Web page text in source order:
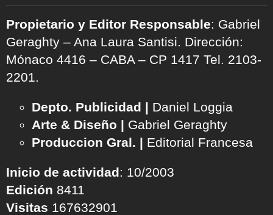
Propietario y Editor Responsable: Gabriel
Geraghty – Ana Laura Santisi. Dirección:
Mónaco 4416 – CABA – CP 1417 Tel. 2103-
2201.
Depto. Publicidad | Daniel Loggia
Arte & Diseño | Gabriel Geraghty
Produccion Gral. | Editorial Francesa
Inicio de actividad: 10/2003
Edición 8411
Visitas 167632901